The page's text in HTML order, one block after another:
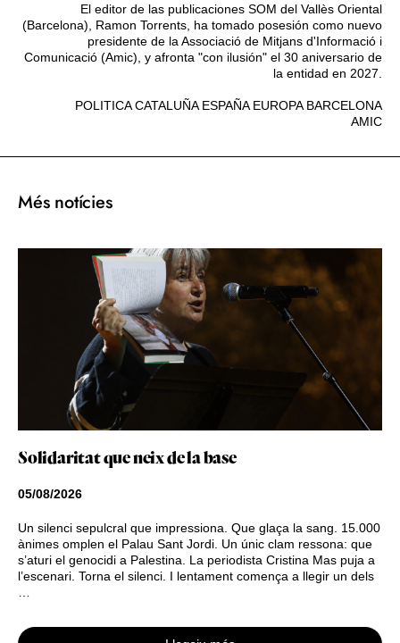
El editor de las publicaciones SOM del Vallès Oriental
(Barcelona), Ramon Torrents, ha tomado posesión como nuevo
presidente de la Associació de Mitjans d'Informació i
Comunicació (Amic), y afronta "con ilusión" el 30 aniversario de
la entidad en 2027.
POLITICA CATALUÑA ESPAÑA EUROPA BARCELONA
AMIC
Més notícies
Solidaritat que neix de la base
05/08/2026
Un silenci sepulcral que impressiona. Que glaça la sang. 15.000
ànimes omplen el Palau Sant Jordi. Un únic clam ressona: que
s’aturi el genocidi a Palestina. La periodista Cristina Mas puja a
l’escenari. Torna el silenci. I lentament comença a llegir un dels